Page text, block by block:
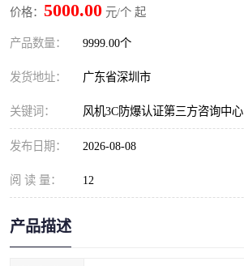
价格： 5000.00 元/个 起
产品数量： 9999.00个
发货地址： 广东省深圳市
关键词： 风机3C防爆认证第三方咨询中心
发布日期： 2026-08-08
阅 读 量： 12
产品描述